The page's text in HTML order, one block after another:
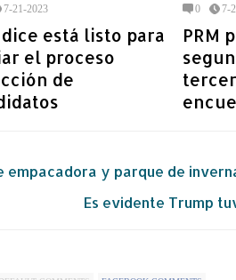
7-21-2023
dice está listo para
el proceso
de
0 7-
PRM
empacadora y parque de
Es evidente Trump